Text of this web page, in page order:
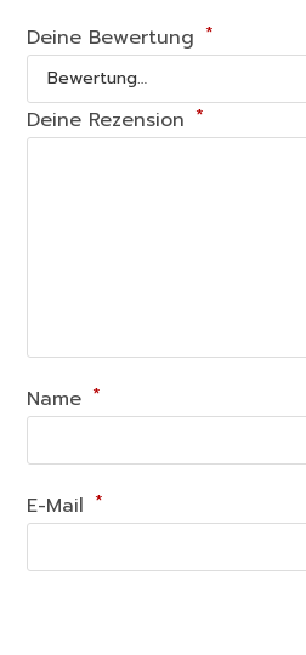
Deine Bewertung *
Deine Rezension *
Name *
E-Mail *